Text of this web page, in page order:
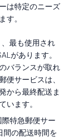
は特定のニーズ
す。
最も使用され
があります。
バランスが取れ
便サービスは、
から最終配送ま
います。
際特急郵便サー
間の配送時間を